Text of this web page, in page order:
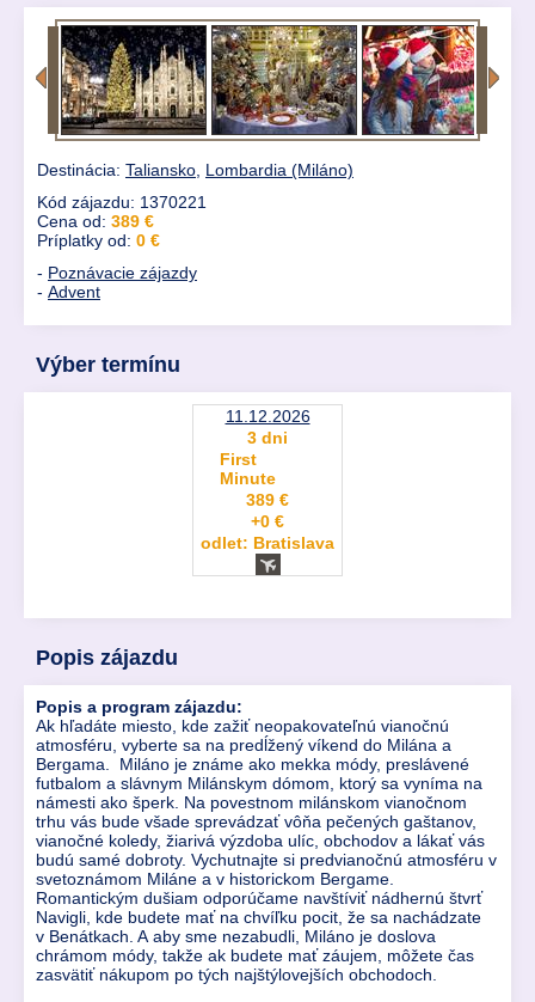
Destinácia: Taliansko, Lombardia (Miláno)
Kód zájazdu: 1370221
Cena od: 389 €
Príplatky od: 0 €
- Poznávacie zájazdy
- Advent
Výber termínu
11.12.2026
3 dni
First
Minute
389 €
+0 €
odlet: Bratislava
Popis zájazdu
Popis a program zájazdu:
Ak hľadáte miesto, kde zažiť neopakovateľnú vianočnú
atmosféru, vyberte sa na predĺžený víkend do Milána a
Bergama. Miláno je známe ako mekka módy, preslávené
futbalom a slávnym Milánskym dómom, ktorý sa vyníma na
námesti ako šperk. Na povestnom milánskom vianočnom
trhu vás bude všade sprevádzať vôňa pečených gaštanov,
vianočné koledy, žiarivá výzdoba ulíc, obchodov a lákať vás
budú samé dobroty. Vychutnajte si predvianočnú atmosféru v
svetoznámom Miláne a v historickom Bergame.
Romantickým dušiam odporúčame navštíviť nádhernú štvrť
Navigli, kde budete mať na chvíľku pocit, že sa nachádzate
v Benátkach. A aby sme nezabudli, Miláno je doslova
chrámom módy, takže ak budete mať záujem, môžete čas
zasvätiť nákupom po tých najštýlovejších obchodoch.